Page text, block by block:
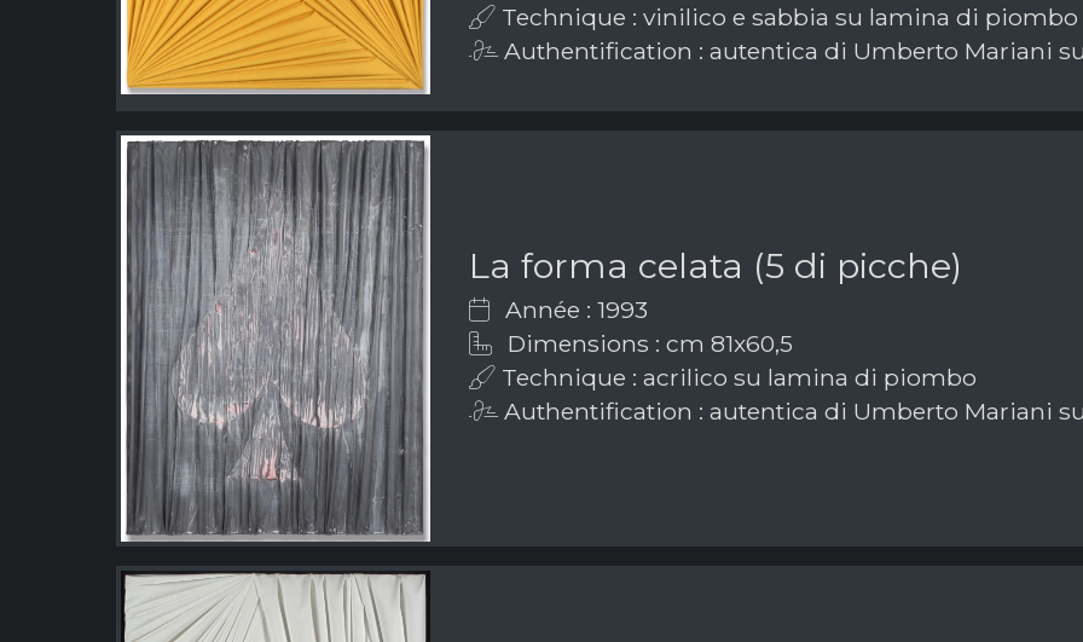
Technique : vinilico e sabbia su lamina di piombo
Authentification : autentica di Umberto Mariani
La forma celata (5 di picche)
Année : 1993
Dimensions : cm 81x60,5
Technique : acrilico su lamina di piombo
Authentification : autentica di Umberto Mariani